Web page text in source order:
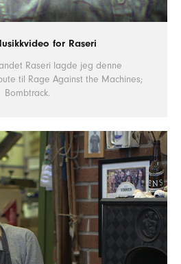
for Raseri
Raseri lagde jeg denne
til Rage Against the Machines;
Bombtrack.